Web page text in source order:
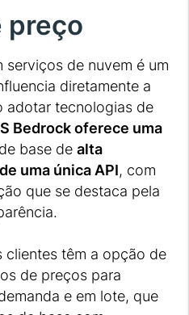
preço
de nuvem é um
diretamente a
adotar tecnologias de
Bedrock oferece uma
de base de alta
uma única API, com
que se destaca pela
clientes têm a opção de
de preços para
e em lote, que